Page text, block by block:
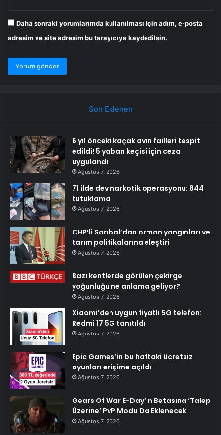
Daha sonraki yorumlarımda kullanılması için adım, e-posta
adresim ve site adresim bu tarayıcıya kaydedilsin.
Son Eklenen
6 yıl önceki kaçak avın failleri tespit
edildi! 5 yaban keçisi için ceza
uygulandı
Ağustos 7, 2026
71 ilde dev narkotik operasyonu: 844
tutuklama
Ağustos 7, 2026
CHP’li Sarıbal’dan orman yangınları ve
tarım politikalarına eleştiri
Ağustos 7, 2026
Bazı kentlerde görülen çekirge
yoğunluğu ne anlama geliyor?
Ağustos 7, 2026
Xiaomi’den uygun fiyatlı 5G telefon:
Redmi 17 5G tanıtıldı
Ağustos 7, 2026
Epic Games’in bu haftaki ücretsiz
oyunları erişime açıldı
Ağustos 7, 2026
Gears Of War E-Day’in Betasına ‘Talep
Üzerine’ PvP Modu Da Eklenecek
Ağustos 7, 2026